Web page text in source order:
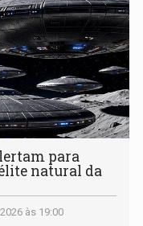
para
natural da
às 19:00